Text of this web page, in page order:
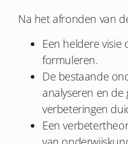
Na het afronden van
Een heldere visie
formuleren.
De bestaande
analyseren en de
verbeteringen
Een